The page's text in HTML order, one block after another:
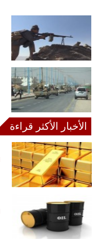
الأخبار الأكثر قراءة